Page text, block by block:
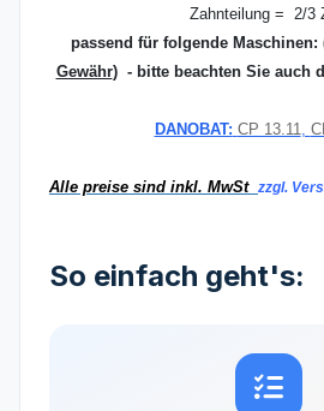
Zahnteilung = 2/3
passend für folgende Maschinen:
Gewähr) - bitte beachten Sie auch
DANOBAT: CP 13.11,
Alle preise sind inkl. MwSt zzgl.
So einfach geht's: